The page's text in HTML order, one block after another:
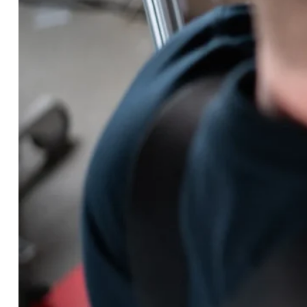
med GBD!
stark, flexibel och lättbyggd lösning som sparar
smidiga lagervagnar eller ergonomiska
skapa ett optimalt materialflöde. Med endast ett
och klarar göra 90% av lösningarna